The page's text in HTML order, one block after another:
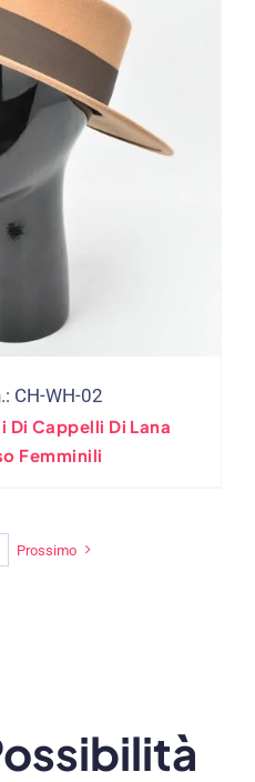
CH-WH-02
Di Cappelli Di Lana
Femminili
Prossimo